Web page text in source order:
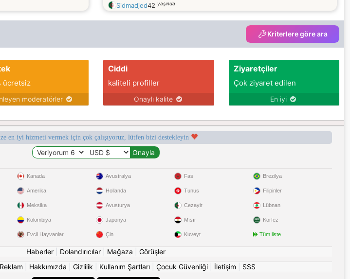
Sidmadjed42 yaşında
Kriterlere göre ara
ücretsiz
moderatörler
Ciddi
kaliteli profiller
Onaylı kalite
Ziyaretçiler
Çok ziyaret edilen
En iyi
en iyi hizmeti vermek için çok çalışıyoruz, lütfen bizi destekleyin
Kanada
Amerika
Meksika
Kolombiya
Evcil Hayvanlar
Avustralya
Hollanda
Avusturya
Japonya
Çin
Fas
Tunus
Cezayir
Mısır
Kuveyt
Brezilya
Filipinler
Lübnan
Körfez
Tüm liste
Haberler Dolandırıcılar Mağaza
Görüşler
Reklam Hakkımızda Gizlilik Kullanım Şartları Çocuk Güvenliği İletişim SSS